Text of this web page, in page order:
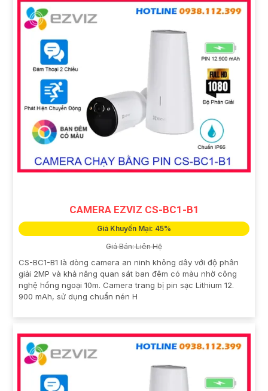
CAMERA EZVIZ CS-BC1-B1
Giá Khuyến Mại: 45%
Giá Bán: Liên Hệ
CS-BC1-B1 là dòng camera an ninh không dây với độ phân
giải 2MP và khả năng quan sát ban đêm có màu nhờ công
nghệ hồng ngoại 10m. Camera trang bị pin sạc Lithium 12.
900 mAh, sử dụng chuẩn nén H